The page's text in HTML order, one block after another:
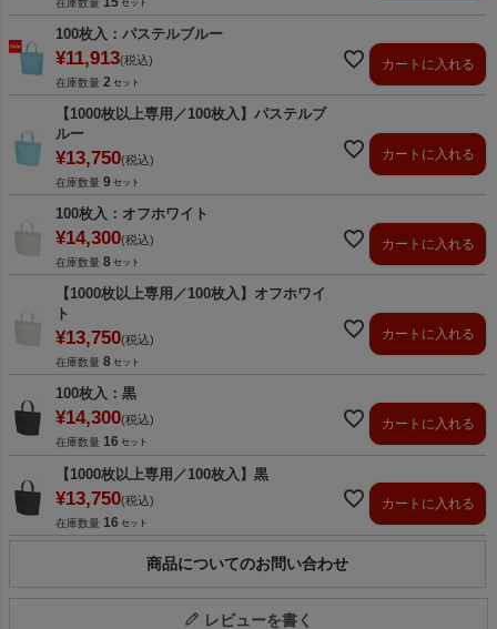
在庫数量
100枚入：パステルブルー
¥11,913 税込
在庫数量 2
カートに入れる
【1000枚以上専用／100枚入】パステルブ
ルー
¥13,750 税込
在庫数量 9
カートに入れる
100枚入：オフホワイト
¥14,300 税込
在庫数量 8
カートに入れる
【1000枚以上専用／100枚入】オフホワイ
ト
¥13,750 税込
在庫数量 8
カートに入れる
100枚入：黒
¥14,300 税込
在庫数量 16
カートに入れる
【1000枚以上専用／100枚入】黒
¥13,750 税込
在庫数量 16
カートに入れる
商品についてのお問い合わせ
レビューを書く